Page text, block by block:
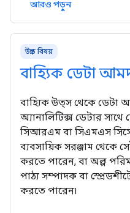
আরও পড়ুন
উন্নত বিষয়
বাহ্যিক ডেটা
বাহ্যিক উত্স থেকে
অ্যানালিটিক্স ডেটার
সিআরএম বা সিএমএস
ব্যবসায়িক সরঞ্জাম থেকে
করতে পারেন, বা অল্প
পাঠ্য সম্পাদক বা
করতে পারেন৷